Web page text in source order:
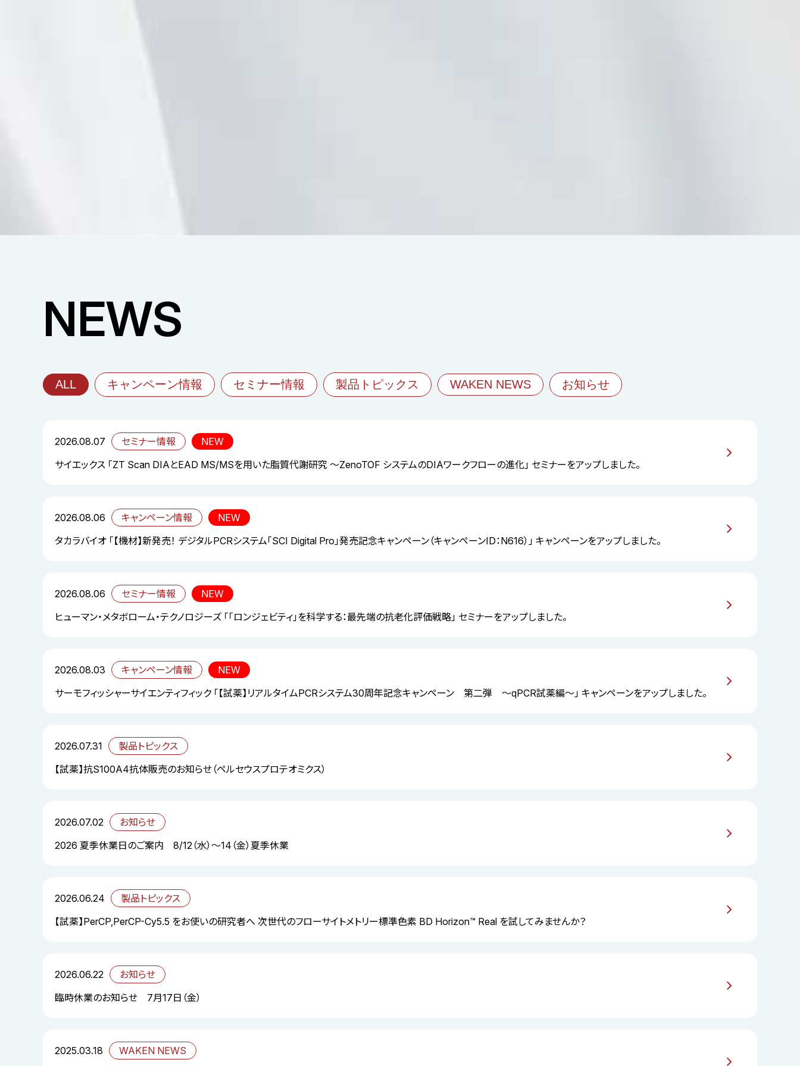
NEWS
ALL キャンペーン情報 セミナー情報 製品トピックス WAKEN NEWS お知らせ
2026.08.07 セミナー情報
NEW
サイエックス 「ZT Scan DIAとEAD MS/MSを用いた脂質代謝研究 ～ZenoTOF システムのDIAワークフローの進化」 セミナーをアップしました。
2026.08.06 キャンペーン情報
NEW
タカラバイオ 「【機材】新発売！ デジタルPCRシステム「SCI Digital Pro」発売記念キャンペーン（キャンペーンID：N616）」 キャンペーンをアップしました。
2026.08.06 セミナー情報
NEW
ヒューマン・メタボローム・テクノロジーズ 「「ロンジェビティ」を科学する：最先端の抗老化評価戦略」 セミナーをアップしました。
2026.08.03 キャンペーン情報
NEW
サーモフィッシャーサイエンティフィック 「【試薬】リアルタイムPCRシステム30周年記念キャンペーン 第二弾 ～qPCR試薬編～」 キャンペーンをアップしました。
2026.07.31
製品トピックス
【試薬】抗S100A4抗体販売のお知らせ（ペルセウスプロテオミクス）
2026.07.02
お知らせ
2026 夏季休業日のご案内 8/12（水）～14（金）夏季休業
2026.06.24
製品トピックス
【試薬】PerCP,PerCP-Cy5.5 をお使いの研究者へ 次世代のフローサイトメトリー標準色素 BD Horizon™ Real を試してみませんか？
2026.06.22
お知らせ
臨時休業のお知らせ 7月17日（金）
2025.03.18 WAKEN NEWS